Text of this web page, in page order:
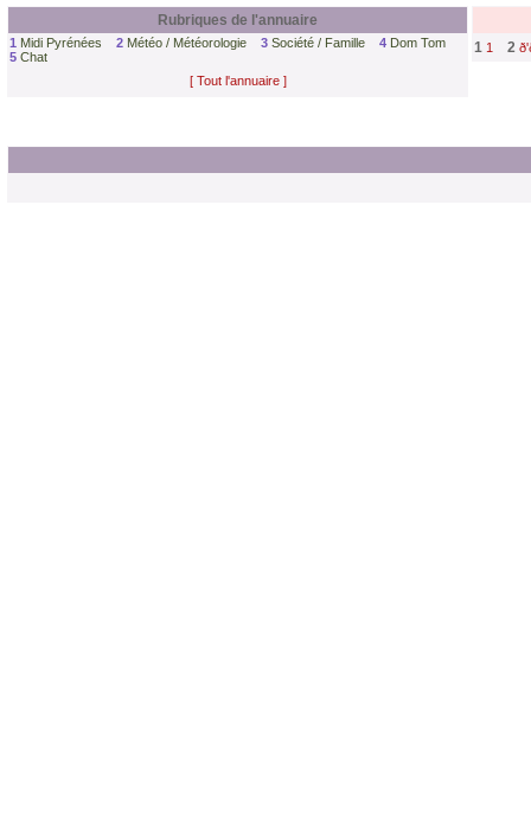
Rubriques de l'annuaire
1 Midi Pyrénées 2 Météo / Météorologie 3 Société / Famille 4 Dom Tom
5 Chat
[ Tout l'annuaire ]
1 1 2